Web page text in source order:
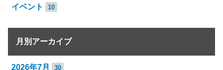
イベント 10
月別アーカイブ
2026年7月 30